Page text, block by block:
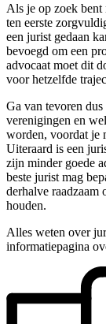
Als je op zoek
ten eerste
een jurist gedaan
bevoegd om een
advocaat moet dit
voor hetzelfde
Ga van tevoren
verenigingen en
worden, voordat je
Uiteraard is een
zijn minder goede
beste jurist mag
derhalve raadzaam
houden.
Alles weten over
informatiepagina